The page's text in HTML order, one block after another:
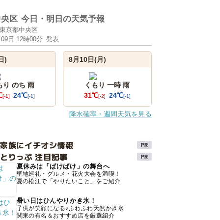
区 今日・明日の天気予報
京都中央区
日 12時00分 発表
)
り のち 雨
[-1] 24℃[-1]
8月10日(月)
くもり 一時 雨
31℃[-2] 24℃[-1]
降水確率・週間天気を見る
族にイチオシ情報
りっぷ 注目記事
夏休みは「ばけばけ」の舞台へ
聖地巡礼・グルメ・花火大会を満喫！
夏の松江で「やりたいこと」をご紹介
暑い日はひんやりかき氷！
子供が笑顔になる♪ふわふわ天然かき氷
関東の有名＆おすすめ店を厳選紹介